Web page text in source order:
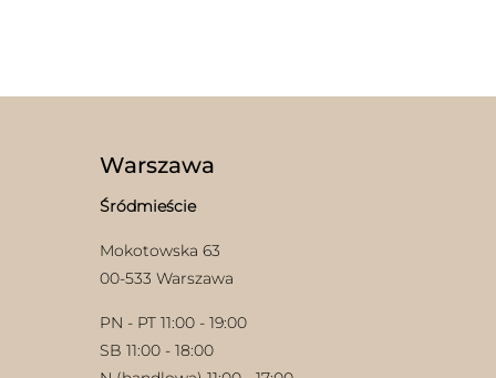
Warszawa
Śródmieście
Mokotowska 63
00-533 Warszawa
PN - PT 11:00 - 19:00
SB 11:00 - 18:00